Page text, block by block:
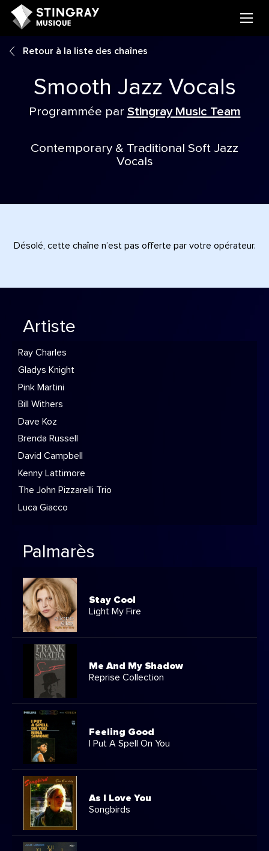
Retour à la liste des chaînes
Smooth Jazz Vocals
Programmée par Stingray Music Team
Contemporary & Traditional Soft Jazz
Vocals
Désolé, cette chaîne n’est pas offerte par votre opérateur.
Artiste
Ray Charles
Gladys Knight
Pink Martini
Bill Withers
Dave Koz
Brenda Russell
David Campbell
Kenny Lattimore
The John Pizzarelli Trio
Luca Giacco
Palmarès
Stay Cool
Light My Fire
Me And My Shadow
Reprise Collection
Feeling Good
I Put A Spell On You
As I Love You
Songbirds